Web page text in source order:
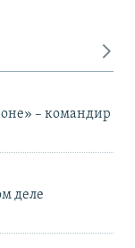
– командир
деле